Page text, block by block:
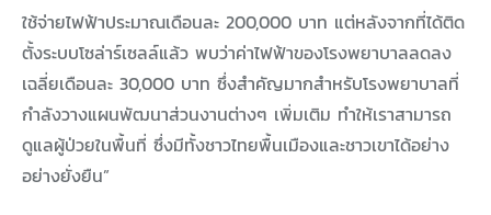
ใช้จ่ายไฟฟ้าประมาณเดือนละ 200,000 บาท แต่หลังจากที่ได้ติด
ตั้งระบบโซล่าร์เซลล์แล้ว พบว่าค่าไฟฟ้าของโรงพยาบาลลดลง
เฉลี่ยเดือนละ 30,000 บาท ซึ่งสำคัญมากสำหรับโรงพยาบาลที่
กำลังวางแผนพัฒนาส่วนงานต่างๆ เพิ่มเติม ทำให้เราสามารถ
ดูแลผู้ป่วยในพื้นที่ ซึ่งมีทั้งชาวไทยพื้นเมืองและชาวเขาได้อย่าง
อย่างยั่งยืน”